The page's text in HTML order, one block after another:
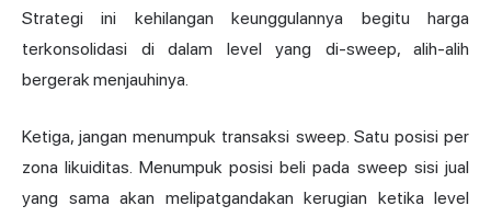
Strategi ini kehilangan keunggulannya begitu harga
terkonsolidasi di dalam level yang di-sweep, alih-alih
bergerak menjauhinya.
Ketiga, jangan menumpuk transaksi sweep. Satu posisi per
zona likuiditas. Menumpuk posisi beli pada sweep sisi jual
yang sama akan melipatgandakan kerugian ketika level